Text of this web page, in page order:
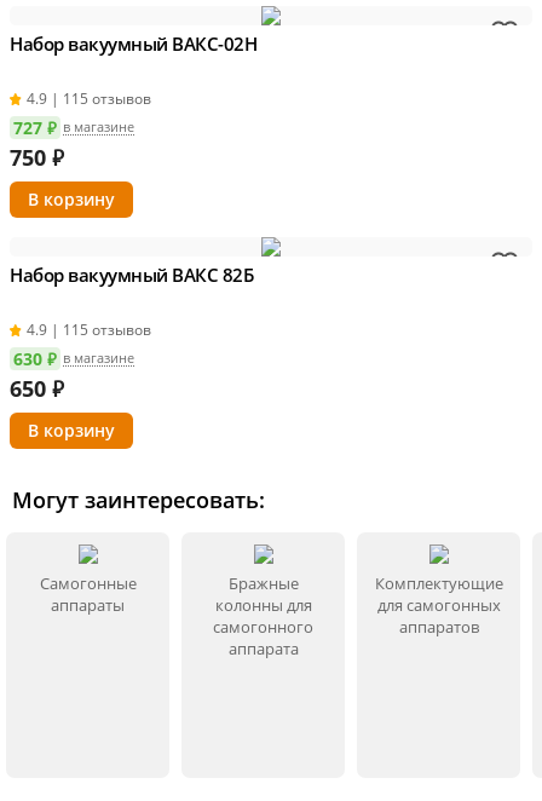
Набор вакуумный ВАКС-02Н
4.9 | 115 отзывов
727 ₽ в магазине
750 ₽
Набор вакуумный ВАКС 82Б
4.9 | 115 отзывов
630 ₽ в магазине
650 ₽
Могут заинтересовать:
Самогонные
аппараты
Бражные
колонны для
самогонного
аппарата
Комплектующие
для самогонных
аппаратов